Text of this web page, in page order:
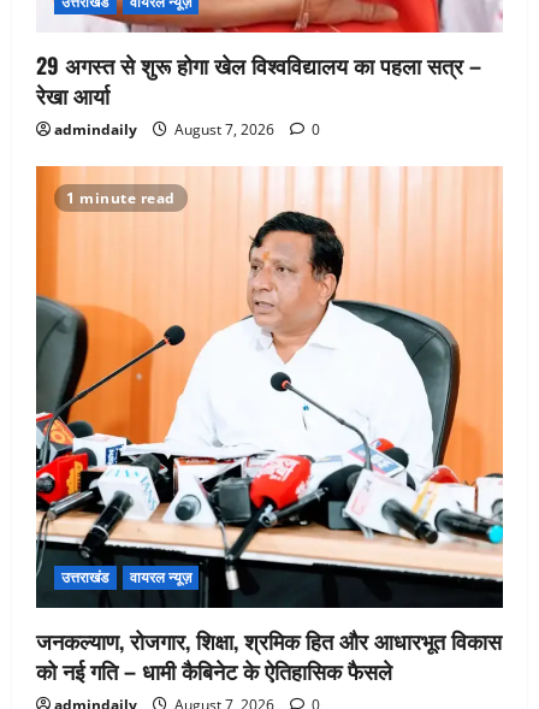
29 अगस्त से शुरू होगा खेल विश्वविद्यालय का पहला सत्र –
रेखा आर्या
admindaily August 7, 2026 0
1 minute read
उत्तराखंड वायरल न्यूज़
जनकल्याण, रोजगार, शिक्षा, श्रमिक हित और आधारभूत विकास
को नई गति – धामी कैबिनेट के ऐतिहासिक फैसले
admindaily August 7, 2026 0